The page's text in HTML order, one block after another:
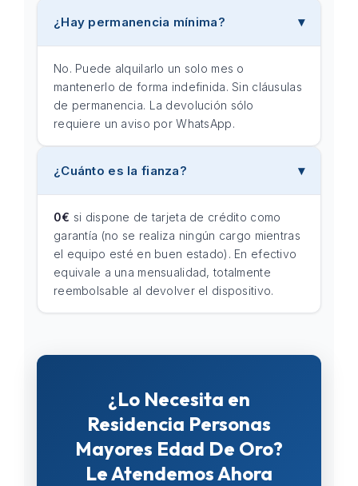
¿Hay permanencia mínima?
No. Puede alquilarlo un solo mes o
mantenerlo de forma indefinida. Sin cláusulas
de permanencia. La devolución sólo
requiere un aviso por WhatsApp.
¿Cuánto es la fianza?
0€ si dispone de tarjeta de crédito como
garantía (no se realiza ningún cargo mientras
el equipo esté en buen estado). En efectivo
equivale a una mensualidad, totalmente
reembolsable al devolver el dispositivo.
¿Lo Necesita en
Residencia Personas
Mayores Edad De Oro?
Le Atendemos Ahora